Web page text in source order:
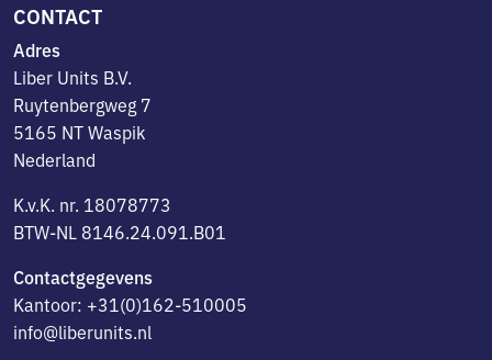
CONTACT
Adres
Liber Units B.V.
Ruytenbergweg 7
5165 NT Waspik
Nederland
K.v.K. nr. 18078773
BTW-NL 8146.24.091.B01
Contactgegevens
Kantoor: +31(0)162-510005
info@liberunits.nl